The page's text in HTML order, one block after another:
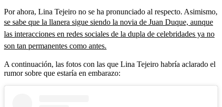
Por ahora, Lina Tejeiro no se ha pronunciado al respecto. Asimismo,
se sabe que la llanera sigue siendo la novia de Juan Duque, aunque
las interacciones en redes sociales de la dupla de celebridades ya no
son tan permanentes como antes.
A continuación, las fotos con las que Lina Tejeiro habría aclarado el
rumor sobre que estaría en embarazo: